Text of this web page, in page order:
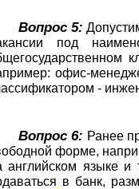
Вопрос 5:
под
офис-
-
Вопрос 6: Ранее
форме,
английском языке
в банк,